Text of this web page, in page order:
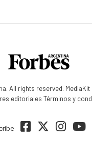
All rights reserved. MediaKit
editoriales Términos y